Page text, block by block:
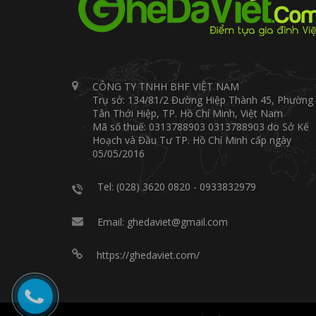
CÔNG TY TNHH BHF VIỆT NAM
Trụ sở: 134/81/2 Đường Hiệp Thành 45, Phường
Tân Thới Hiệp, TP. Hồ Chí Minh, Việt Nam
Mã số thuế: 0313788903 0313788903 do Sở Kế
Hoạch và Đầu Tư TP. Hồ Chí Minh cấp ngày
05/05/2016
Tel: (028) 3620 0820 - 0933832979
Email: ghedaviet@gmail.com
https://ghedaviet.com/